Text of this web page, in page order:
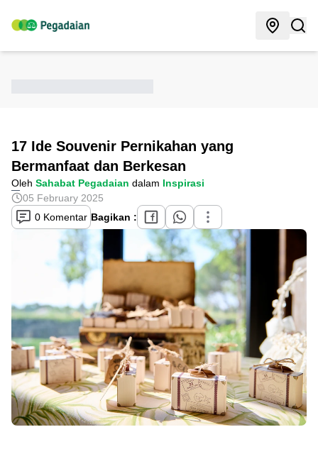
17 Ide Souvenir Pernikahan yang
Bermanfaat dan Berkesan
Oleh Sahabat Pegadaian dalam Inspirasi
05 February 2025
0 Komentar Bagikan :